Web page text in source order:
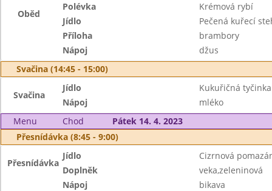
Oběd
Polévka
Krémová rybí
Jídlo
Pečená kuřecí
Příloha
brambory
Nápoj
džus
Svačina (14:45 - 15:00)
Svačina
Jídlo
Kukuřičná tyčinka
Nápoj
mléko
Menu
Chod
Pátek 14. 4. 2023
Přesnídávka (8:45 - 9:00)
Přesnídávka
Jídlo
Cizrnová
Doplněk
veka,zeleninová
Nápoj
bikava